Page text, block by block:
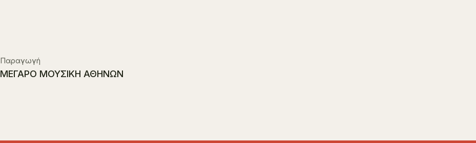
Παραγωγή
ΜΕΓΑΡΟ ΜΟΥΣΙΚΗ ΑΘΗΝΩΝ